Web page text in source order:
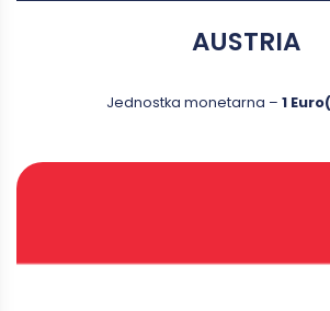
AUSTRIA
Jednostka monetarna – 1